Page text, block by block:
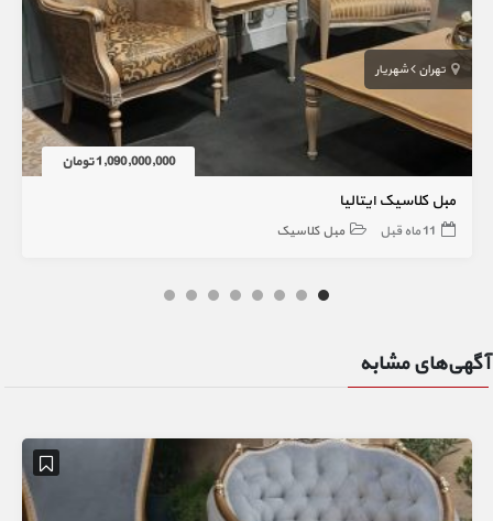
تهران شهریار
1,090,000,000 تومان
مبل کلاسیک ایتالیا
11 ماه قبل مبل کلاسیک
آگهی‌های مشابه